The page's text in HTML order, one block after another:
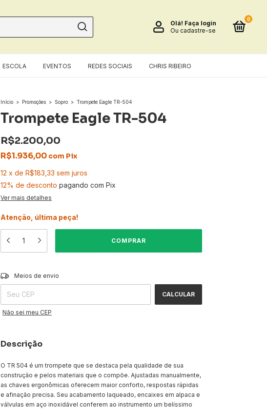
Olá! Faça login
Ou cadastre-se
0
ESCOLA EVENTOS REDES SOCIAIS CHRIS RIBEIRO
Início > Promoções > Sopro > Trompete Eagle TR-504
Trompete Eagle TR-504
R$2.200,00
R$1.936,00 com Pix
12 x de R$183,33 sem juros
12% de desconto pagando com Pix
Ver mais detalhes
Atenção, última peça!
Entregas para o CEP:
Meios de envio
CALCULAR
Não sei meu CEP
Descrição
O TR 504 é um trompete que se destaca pela qualidade de sua
construção e pelos materiais que o compõe. Ajustadas manualmente,
as chaves ergonômicas oferecem maior conforto, respostas rápidas
e afinação precisa. Seu acabamento laqueado, encaixes em alpaca e
válvulas em aço inoxidável conferem ao instrumento um belíssimo